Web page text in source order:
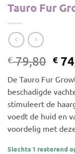
Tauro Fur
€79,80
€
€
De Tauro Fur
beschadigde
stimuleert de
voedt de huid en
voordelig met
Slechts 1 resterend